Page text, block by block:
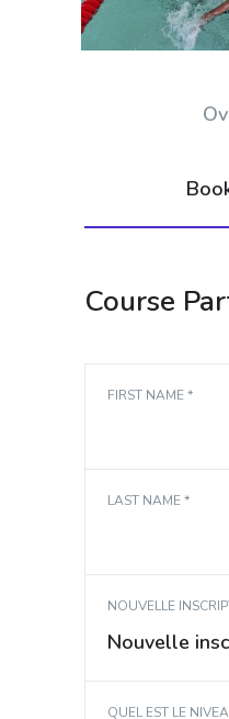
Course
FIRST NAME *
LAST NAME *
NOUVELLE
Nouvelle
QUEL EST LE